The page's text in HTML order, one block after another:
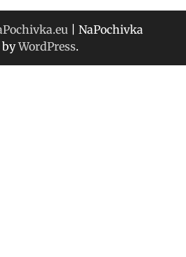
| NaPochivka
byWordPress.